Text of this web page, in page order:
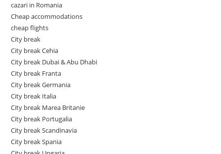
cazari in Romania
Cheap accommodations
cheap flights
City break
City break Cehia
City break Dubai & Abu Dhabi
City break Franta
City break Germania
City break Italia
City break Marea Britanie
City break Portugalia
City break Scandinavia
City break Spania